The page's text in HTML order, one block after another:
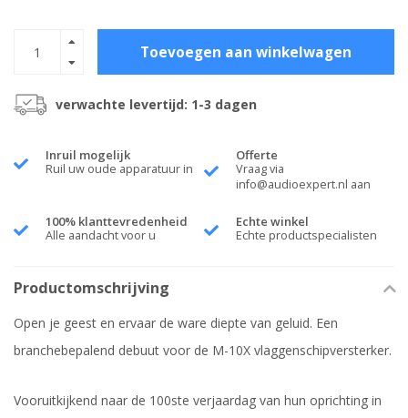
Toevoegen aan winkelwagen
verwachte levertijd: 1-3 dagen
Inruil mogelijk
Ruil uw oude apparatuur in
Offerte
Vraag via
info@audioexpert.nl aan
100% klanttevredenheid
Alle aandacht voor u
Echte winkel
Echte productspecialisten
Productomschrijving
Open je geest en ervaar de ware diepte van geluid. Een
branchebepalend debuut voor de M-10X vlaggenschipversterker.
Vooruitkijkend naar de 100ste verjaardag van hun oprichting in